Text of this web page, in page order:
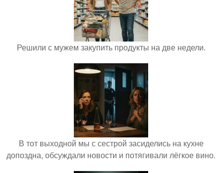
Решили с мужем закупить продукты на две недели.
В тот выходной мы с сестрой засиделись на кухне
допоздна, обсуждали новости и потягивали лёгкое вино.